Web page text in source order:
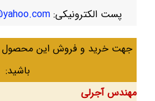
پست الکترونیکی:
جهت خرید و فروش این محصول می
باشید:
مهندس آجرلی